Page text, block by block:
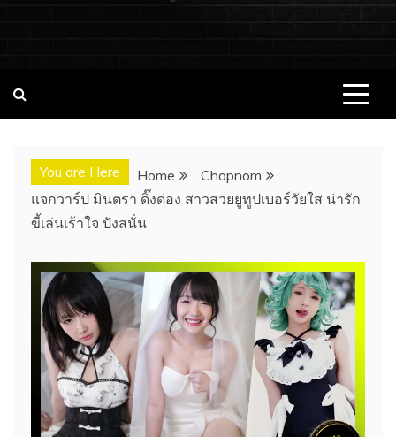
ดอล นางแบบ ONLYFANS หุ่นเอ็กซ์
You are Here Home
Chopnom
แจกวาร์ป มินตรา ดิ๊งด่อง สาวสวยยูทูปเบอร์วัยใส น่ารัก
ขี้เล่นเร้าใจ ปังสนั่น